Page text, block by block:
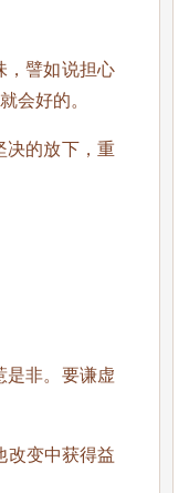
譬如说担心
会好的。
的放下，重
非。要谦虚
变中获得益